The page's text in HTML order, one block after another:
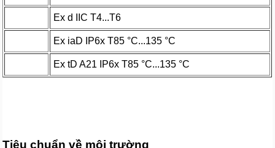
Ex d IIC T4...T6
Ex iaD IP6x T85 °C...135 °C
Ex tD A21 IP6x T85 °C...135 °C
Tiêu chuẩn về môi trường